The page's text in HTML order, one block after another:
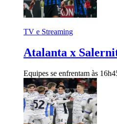
TV e Streaming
Atalanta x
Equipes se enfrentam às